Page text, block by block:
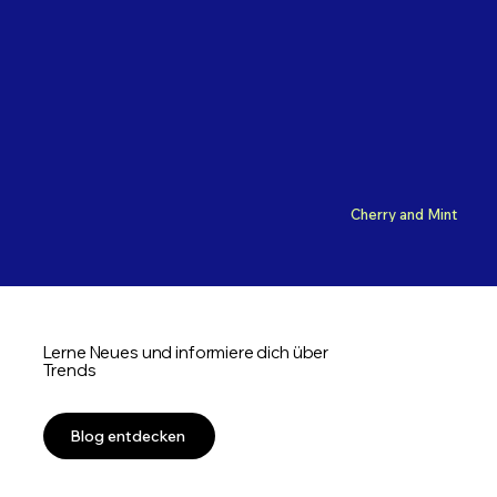
Cherry and Mint
Lerne Neues und informiere dich über
Trends
Blog entdecken